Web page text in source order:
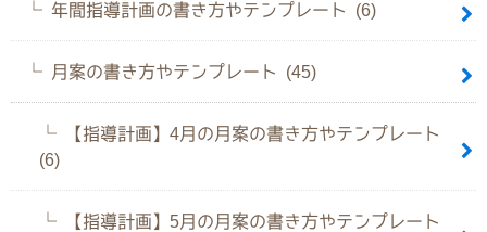
年間指導計画の書き方やテンプレート (6)
月案の書き方やテンプレート (45)
【指導計画】4月の月案の書き方やテンプレート
(6)
【指導計画】5月の月案の書き方やテンプレート